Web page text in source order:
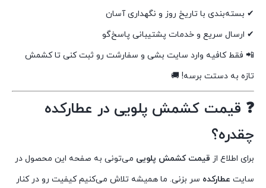
✔ بسته‌بندی با تاریخ روز و نگهداری آسان
✔ ارسال سریع و خدمات پشتیبانی پاسخ‌گو
📲 فقط کافیه وارد سایت بشی و سفارشت رو ثبت کنی تا کشمش
تازه به دستت برسه! 🚚
❓ قیمت کشمش پلویی در عطارکده
چقدره؟
برای اطلاع از قیمت کشمش پلویی می‌تونی به صفحه این محصول در
سایت عطارکده سر بزنی. ما همیشه تلاش می‌کنیم کیفیت رو در کنار